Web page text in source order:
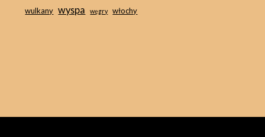
wulkany wyspa węgry włochy